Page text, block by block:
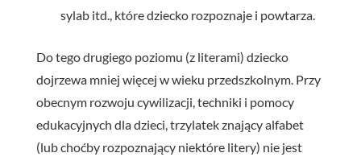
sylab itd., które dziecko rozpoznaje i powtarza.
Do tego drugiego poziomu (z literami) dziecko
dojrzewa mniej więcej w wieku przedszkolnym. Przy
obecnym rozwoju cywilizacji, techniki i pomocy
edukacyjnych dla dzieci, trzylatek znający alfabet
(lub choćby rozpoznający niektóre litery) nie jest